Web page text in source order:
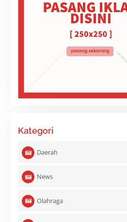
Kategori
Daerah
News
Olahraga